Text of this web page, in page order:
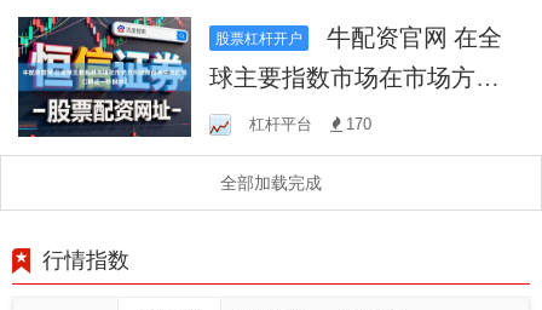
股票杠杆开户
牛配资官网 在全
球主要指数市场在市场方向
选择尚未完成的窗口期这一
阶段中2
杠杆平台 170
全部加载完成
行情指数